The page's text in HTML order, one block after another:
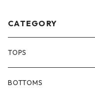
CATEGORY
TOPS
80size
BOTTOMS